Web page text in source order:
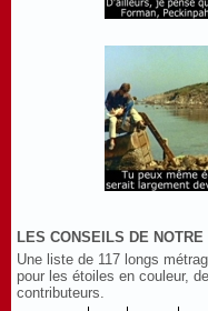
LES CONSEILS DE NOTRE
Une liste de 117 longs
pour les étoiles en couleur,
contributeurs.